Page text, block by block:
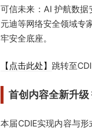
可信未来：AI 护航数
元迪等网络安全领域专
牢安全底座。
【点击此处】 跳转至
首创内容全新升
本届CDIE实现内容与